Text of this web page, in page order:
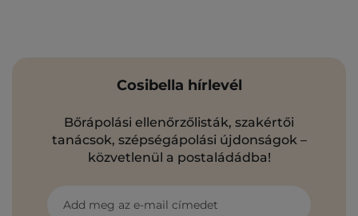
Cosibella hírlevél
Bőrápolási ellenőrzőlisták, szakértői
tanácsok, szépségápolási újdonságok –
közvetlenül a postaládádba!
Add meg az e-mail címedet